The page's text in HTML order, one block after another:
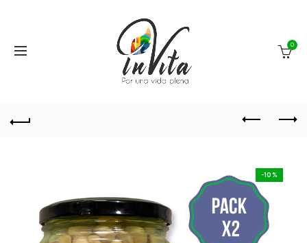
0
-10%